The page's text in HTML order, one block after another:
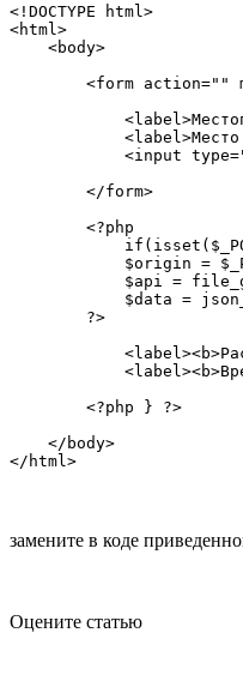
<!DOCTYPE html>
<html>
    <body>
<form action=""
<input
        </form>
        <?php
$origin =
$api =
$data =
        ?>
        <?php } ?>
    </body>
замените в коде
Оцените статью